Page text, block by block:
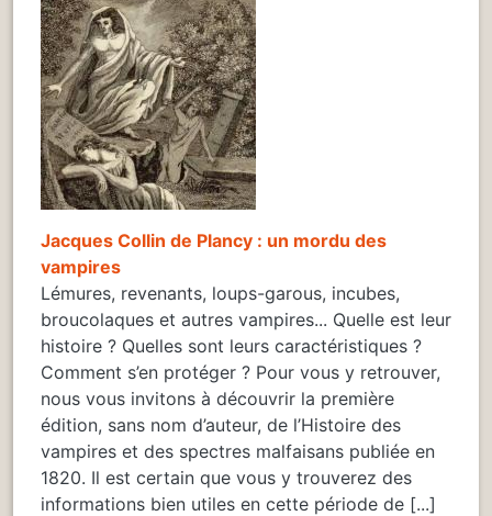
Jacques Collin de Plancy : un mordu des
vampires
Lémures, revenants, loups-garous, incubes,
broucolaques et autres vampires... Quelle est leur
histoire ? Quelles sont leurs caractéristiques ?
Comment s’en protéger ? Pour vous y retrouver,
nous vous invitons à découvrir la première
édition, sans nom d’auteur, de l’Histoire des
vampires et des spectres malfaisans publiée en
1820. Il est certain que vous y trouverez des
informations bien utiles en cette période de [...]